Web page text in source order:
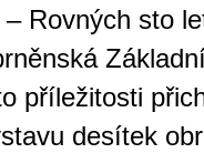
– Rovných sto
příležitosti
desítek
Brno je
zajímavé
restaurace,
kde si